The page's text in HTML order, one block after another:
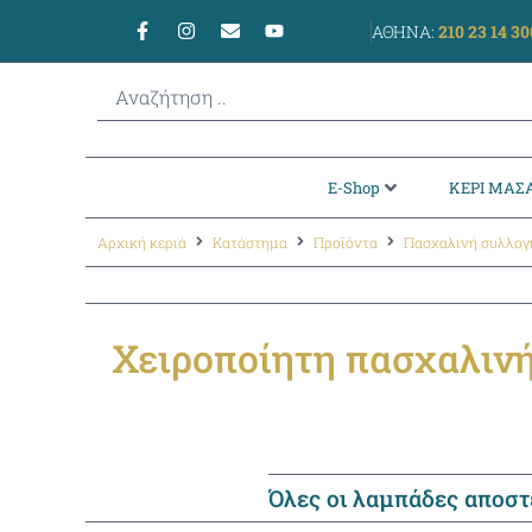
ΑΘΗΝΑ: 210 23 14
E-Shop ΚΕΡΙ
Αρχική κεριά Κατάστημα Προϊόντα Πασχαλινή
Χειροποίητη
Όλες οι λαμπάδες